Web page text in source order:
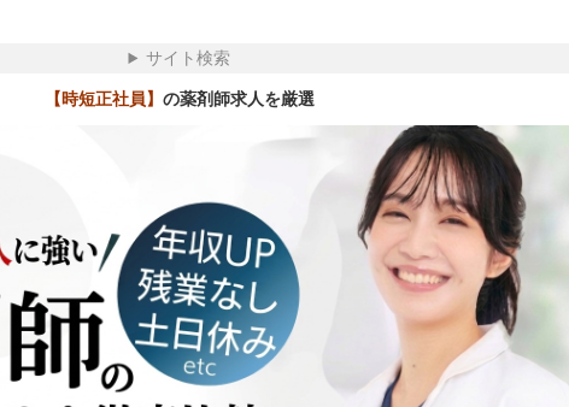
サイト検索
【時短正社員】 の薬剤師求人を厳選